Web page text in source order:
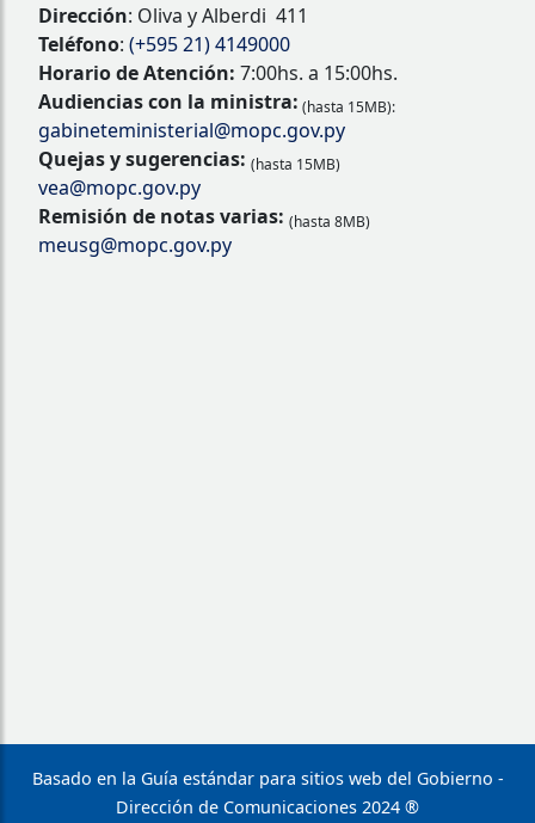
Dirección: Oliva y Alberdi 411
Teléfono: (+595 21) 4149000
Horario de Atención: 7:00hs. a 15:00hs.
Audiencias con la ministra: (hasta 15MB):
gabineteministerial@mopc.gov.py
Quejas y sugerencias: (hasta 15MB)
vea@mopc.gov.py
Remisión de notas varias: (hasta 8MB)
meusg@mopc.gov.py
Basado en la Guía estándar para sitios web del Gobierno -
Dirección de Comunicaciones 2024 ®